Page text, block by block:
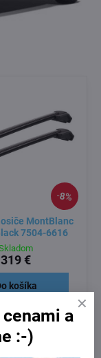
8%
MontBlanc
7504-6616
319 €
košíka
a
:-)